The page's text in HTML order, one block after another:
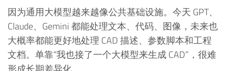
因为通用大模型越来越像公共基础设施。今天 GPT、
Claude、Gemini 都能处理文本、代码、图像，未来也
大概率都能更好地处理 CAD 描述、参数脚本和工程
文档。单靠“我也接了一个大模型来生成 CAD”，很难